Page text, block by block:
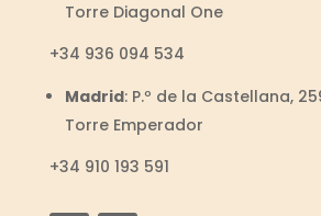
Torre Diagonal One
+34 936 094 534
Madrid: P.º de la Castellana,
Torre Emperador
+34 910 193 591